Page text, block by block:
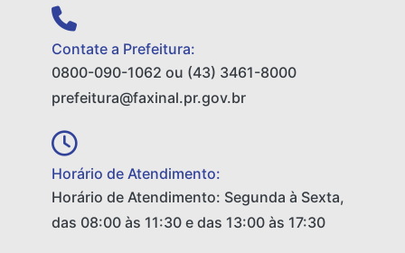
Contate a Prefeitura:
0800-090-1062 ou (43) 3461-8000
prefeitura@faxinal.pr.gov.br
Horário de Atendimento:
Horário de Atendimento: Segunda à Sexta,
das 08:00 às 11:30 e das 13:00 às 17:30